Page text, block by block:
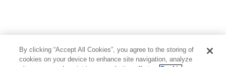
芸術・アート 映画・音楽・演劇
写真集 教養
By clicking “Accept All Cookies”, you agree to the storing of
cookies on your device to enhance site navigation, analyze